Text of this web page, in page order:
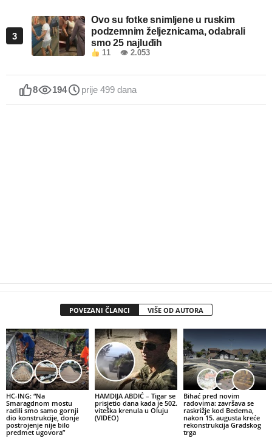
3
Ovo su fotke snimljene u ruskim
podzemnim željeznicama, odabrali
smo 25 najluđih
11 👁 2.053
8 194 prije 499 dana
POVEZANI ČLANCI VIŠE OD AUTORA
HC-ING: “Na
Smaragdnom mostu
radili smo samo gornji
dio konstrukcije, donje
postrojenje nije bilo
predmet ugovora”
HAMDIJA ABDIĆ – Tigar se
prisjetio dana kada je 502.
viteška krenula u Oluju
(VIDEO)
Bihać pred novim
radovima: završava se
raskrižje kod Bedema,
nakon 15. augusta kreće
rekonstrukcija Gradskog
trga